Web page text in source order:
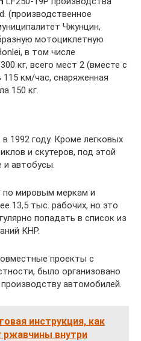
(производственное
Чжунцин,
мотоциклетную
в том числе
кг, всего мест 2 (вместе с
км/час, снаряженная
150 кг.
1992 году. Кроме легковых
и скутеров, под этой
и автобусы.
мировым меркам и
13,5 тыс. рабочих, но это
попадать в список из
КНР.
проекты с
было организовано
автомобилей.
инструкция, как
ржавчины внутри